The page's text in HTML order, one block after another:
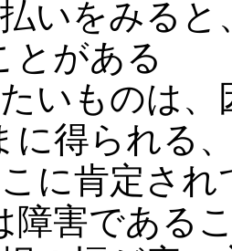
いをみると
とがある
いものは、
に得られる
に肯定され
障害である